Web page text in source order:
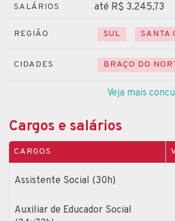
SALÁRIOS até R$ 3.245,73
REGIÃO SUL SANTA
CIDADES BRAÇO DO
Veja mais
Cargos e salários
CARGOS
Assistente Social (30h)
Auxiliar de Educador Social